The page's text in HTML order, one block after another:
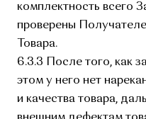
комплектность всего
проверены
Товара.
6.3.3 После того, как
этом у него нет
и качества товара,